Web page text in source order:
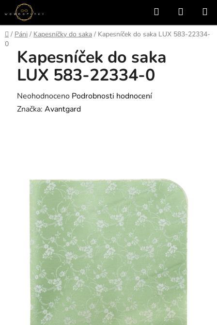
Přejít
na
obsah
Hledat
KOŠÍK
Domů
/ Páni / Kapesníčky do saka / Kapesníček do saka LUX 583-22334-
0
Kapesníček do saka
LUX 583-22334-0
Průměrné
hodnocení
hvězdiček.
Neohodnoceno Podrobnosti hodnocení
Značka: Avantgard